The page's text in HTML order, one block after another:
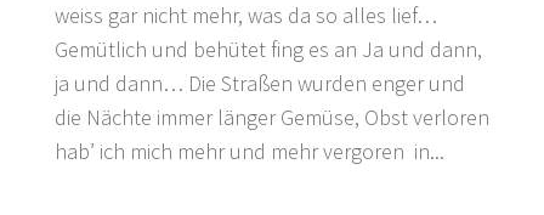
weiss gar nicht mehr, was da so alles lief…
Gemütlich und behütet fing es an Ja und dann,
ja und dann… Die Straßen wurden enger und
die Nächte immer länger Gemüse, Obst verloren
hab’ ich mich mehr und mehr vergoren in...